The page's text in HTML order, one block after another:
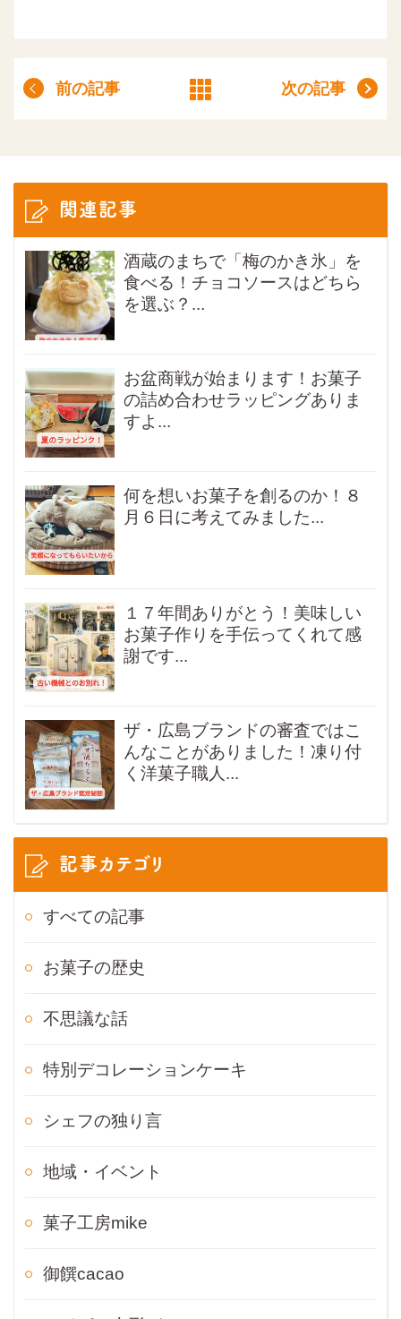
前の記事 次の記事
関連記事
酒蔵のまちで「梅のかき氷」を
食べる！チョコソースはどちら
を選ぶ？...
お盆商戦が始まります！お菓子
の詰め合わせラッピングありま
すよ...
何を想いお菓子を創るのか！８
月６日に考えてみました...
１７年間ありがとう！美味しい
お菓子作りを手伝ってくれて感
謝です...
ザ・広島ブランドの審査ではこ
んなことがありました！凍り付
く洋菓子職人...
記事カテゴリ
すべての記事
お菓子の歴史
不思議な話
特別デコレーションケーキ
シェフの独り言
地域・イベント
菓子工房mike
御饌cacao